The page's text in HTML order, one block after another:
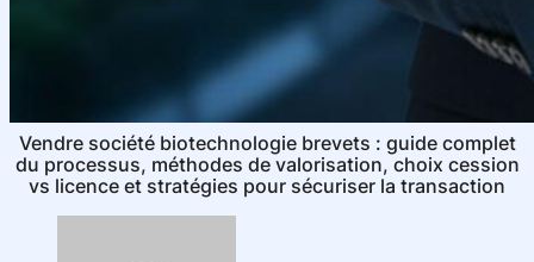
Vendre société biotechnologie brevets : guide complet
du processus, méthodes de valorisation, choix cession
vs licence et stratégies pour sécuriser la transaction